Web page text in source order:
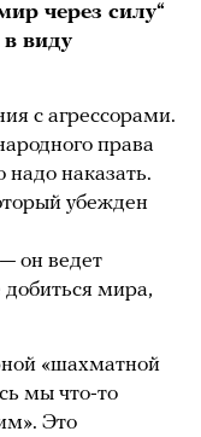
через силу“
виду
с агрессорами.
права
наказать.
убежден
он ведет
мира,
«шахматной
мы что-то
Это